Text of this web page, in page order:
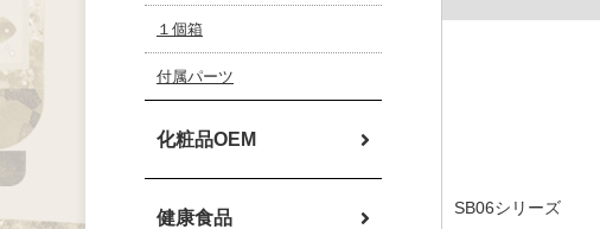
SB06シリーズ
１個箱
付属パーツ
化粧品OEM
健康食品